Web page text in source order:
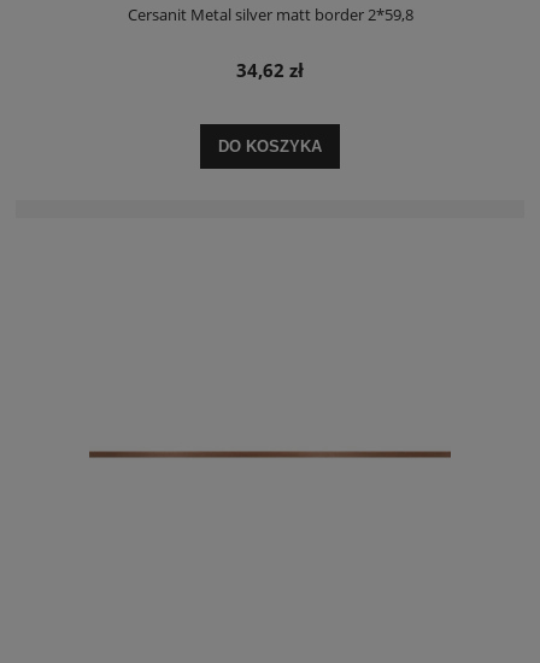
Cersanit Metal silver matt border 2*59,8
34,62 zł
DO KOSZYKA